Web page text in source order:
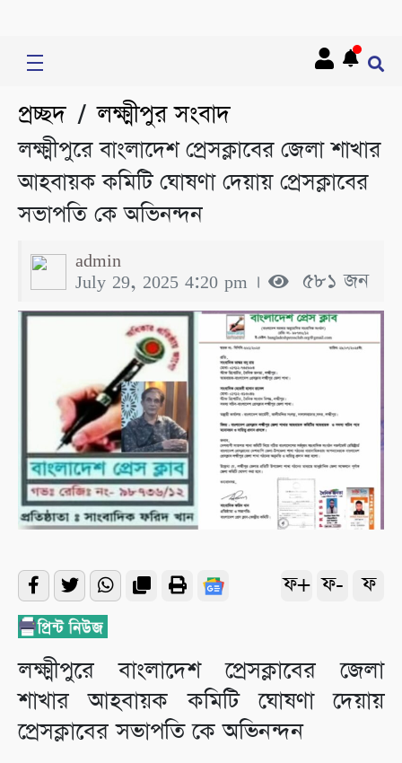
প্রচ্ছদ/লক্ষ্মীপুর সংবাদ
লক্ষ্মীপুরে বাংলাদেশ প্রেসক্লাবের জেলা শাখার
আহবায়ক কমিটি ঘোষণা দেয়ায় প্রেসক্লাবের
সভাপতি কে অভিনন্দন
admin
July 29, 2025 4:20 pm । ৫৮১ জন
ফ+ ফ- ফ
লক্ষ্মীপুরে বাংলাদেশ প্রেসক্লাবের জেলা
শাখার আহবায়ক কমিটি ঘোষণা দেয়ায়
প্রেসক্লাবের সভাপতি কে অভিনন্দন